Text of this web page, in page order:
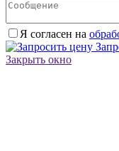
Я согласен на
Закрыть окно